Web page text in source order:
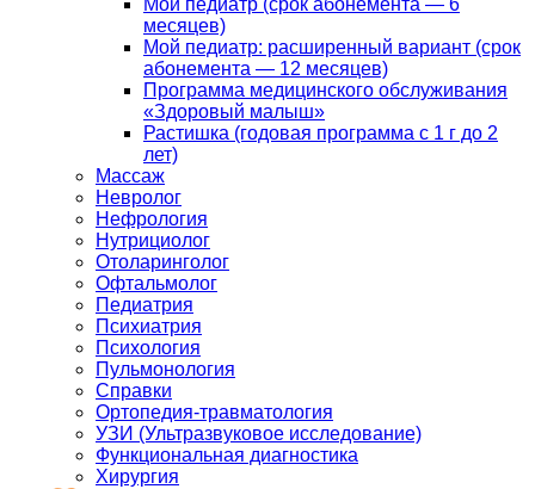
Мой педиатр (срок абонемента — 6
месяцев)
Мой педиатр: расширенный вариант (срок
абонемента — 12 месяцев)
Программа медицинского обслуживания
«Здоровый малыш»
Растишка (годовая программа с 1 г до 2
лет)
Массаж
Невролог
Нефрология
Нутрициолог
Отоларинголог
Офтальмолог
Педиатрия
Психиатрия
Психология
Пульмонология
Справки
Ортопедия-травматология
УЗИ (Ультразвуковое исследование)
Функциональная диагностика
Хирургия